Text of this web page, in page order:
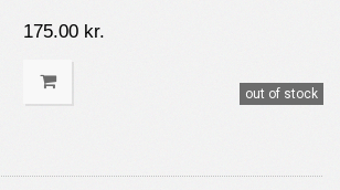
175.00 kr.
out of stock